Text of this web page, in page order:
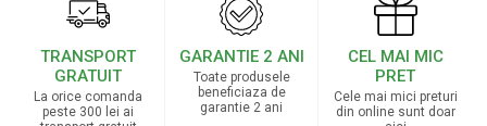
TRANSPORT
GRATUIT
La orice comanda
peste 300 lei ai
GARANTIE 2 ANI
Toate produsele
beneficiaza de
garantie 2 ani
CEL MAI MIC
PRET
Cele mai mici preturi
din online sunt doar